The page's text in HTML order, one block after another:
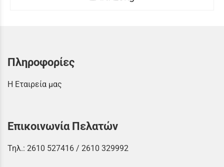
Πληροφορίες
Η Εταιρεία μας
Επικοινωνία Πελατών
Τηλ.: 2610 527416 / 2610 329992